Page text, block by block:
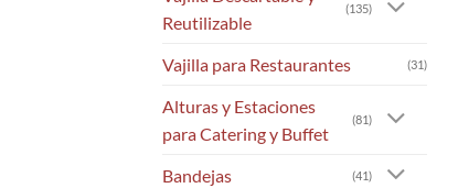
Reutilizable
(135)
Vajilla para Restaurantes (31)
Alturas y Estaciones
para Catering y Buffet
(81)
Bandejas (41)